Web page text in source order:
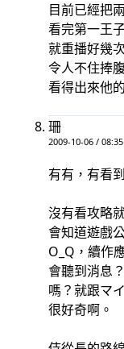
目前已經把
看完第一王
就重播好幾
令人不住捧
看得出來他
珊
2009-10-06 / 08:35
有有，有看
沒有看攻略
會知道遊戲
O_Q，續作
會聽到消息
嗎？就跟マ
很好奇啊。